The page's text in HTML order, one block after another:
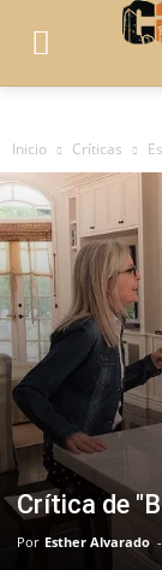
Inicio Críticas
Crítica de
Por Esther Alvarado -